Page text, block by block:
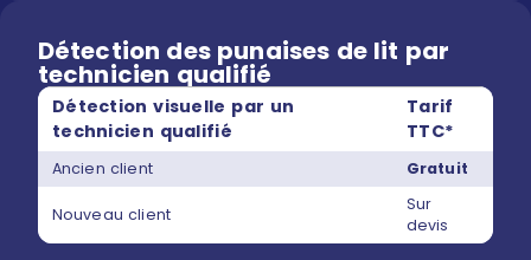
Détection des punaises de lit par
technicien qualifié
Détection visuelle par un
technicien qualifié
Tarif
TTC*
Ancien client Gratuit
Nouveau client
Sur
devis